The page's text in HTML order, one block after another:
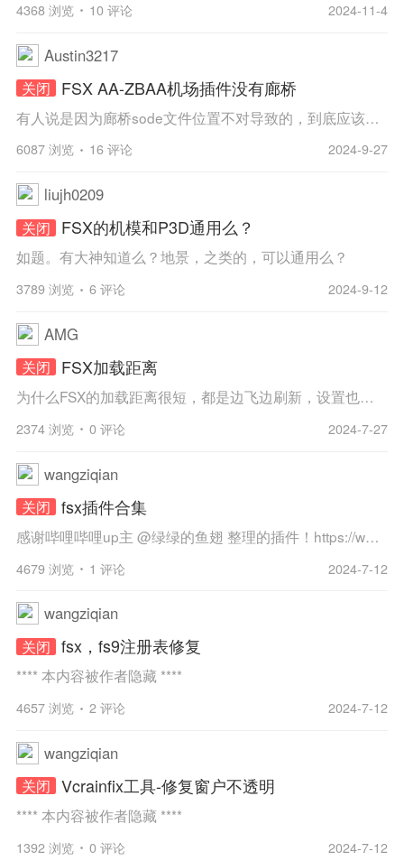
4368 浏览 10 评论 2024-11-4
Austin3217
关闭 FSX AA-ZBAA机场插件没有廊桥
有人说是因为廊桥sode文件位置不对导致的，到底应该是什么文件复制到哪个文件夹里啊？求各位大神帮助！
6087 浏览 16 评论 2024-9-27
liujh0209
关闭 FSX的机模和P3D通用么？
如题。有大神知道么？地景，之类的，可以通用么？
3789 浏览 6 评论 2024-9-12
AMG
关闭 FSX加载距离
为什么FSX的加载距离很短，都是边飞边刷新，设置也不行，也不可能是硬件问题啊，FSX能跑到150FPS，性能够，就是加载距离短
2374 浏览 0 评论 2024-7-27
wangziqian
关闭 fsx插件合集
感谢哔哩哔哩up主 @绿绿的鱼翅 整理的插件！https://www.bilibili.com/video/BV1Wf4y1z7km/
4679 浏览 1 评论 2024-7-12
wangziqian
关闭 fsx，fs9注册表修复
**** 本内容被作者隐藏 ****
4657 浏览 2 评论 2024-7-12
wangziqian
关闭 Vcrainfix工具-修复窗户不透明
**** 本内容被作者隐藏 ****
1392 浏览 0 评论 2024-7-12